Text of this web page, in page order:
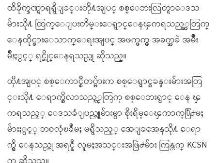
ထိခိုက္ဒဏ္ရာရရွိျခင္းတို႔အျပင္ စစ္ေဘးလြတ္ရာေဒသ
မ်ားသို႔ ထြက္ေျပးတိမ္းေရွာင္ေနၾကရသည့္အတြက္
ေနထိုင္စားေသာက္ေရးအျပင္ အဖက္ဖက္မွ အခက္အခဲ အမ်ိဳး
မ်ိဳးႏွင့္ ရင္ဆိုင္ေနရသည္ဟု ဆိုသည္။
ထို႔အျပင္ စစ္ေကာင္စီတပ္မ်ားက စစ္ေရွာင္စခန္းမ်ားအတြ
င္းသို႔ ေရာက္ရွိလာသည့္အတြက္ စစ္ေဘးရွာင္ ေန ၾ
ကရသည့္ ေဒသခံျပည္သူမ်ားမွာ စိုးရိမ္ေၾကာက္႐ြံ႕မႈ
မ်ားႏွင့္ ဘဝလုံၿခဳံမႈ မရွိသည့္ အေျခအေနသို႔ ေရာ
က္ရွိ ေနသည္ဟု အရင္နီ လူမႈအသင္းအဖြဲ႕မ်ား ကြန္ယက္ KCSN